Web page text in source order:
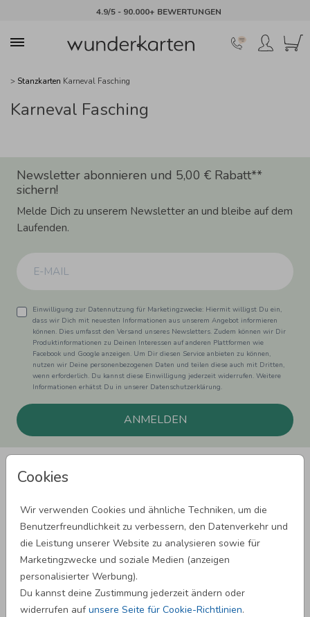
4.9/5 - 90.000+ BEWERTUNGEN
Cookies
Wir verwenden Cookies und ähnliche Techniken, um die
Benutzerfreundlichkeit zu verbessern, den Datenverkehr und
die Leistung unserer Website zu analysieren sowie für
Marketingzwecke und soziale Medien (anzeigen
personalisierter Werbung).
Du kannst deine Zustimmung jederzeit ändern oder
widerrufen aufunsere Seite für Cookie-Richtlinien.
> Stanzkarten Karneval Fasching
Karneval Fasching
Newsletter abonnieren und 5,00 € Rabatt**
sichern!
Melde Dich zu unserem Newsletter an und bleibe auf dem
Laufenden.
Einwilligung zur Datennutzung für Marketingzwecke: Hiermit willigst Du ein,
dass wir Dich mit neuesten Informationen aus unserem Angebot informieren
können. Dies umfasst den Versand unseres Newsletters. Zudem können wir Dir
Produktinformationen zu Deinen Interessen auf anderen Plattformen wie
Facebook und Google anzeigen. Um Dir diesen Service anbieten zu können,
nutzen wir Deine personenbezogenen Daten und teilen diese auch mit Dritten,
wenn erforderlich. Du kannst diese Einwilligung jederzeit widerrufen. Weitere
Informationen erhätst Du in unserer Datenschutzerklärung.
ANMELDEN
SPRÜCHE ZUM GEBURTSTAG
SPRÜCHE ZUR HOCHZEIT